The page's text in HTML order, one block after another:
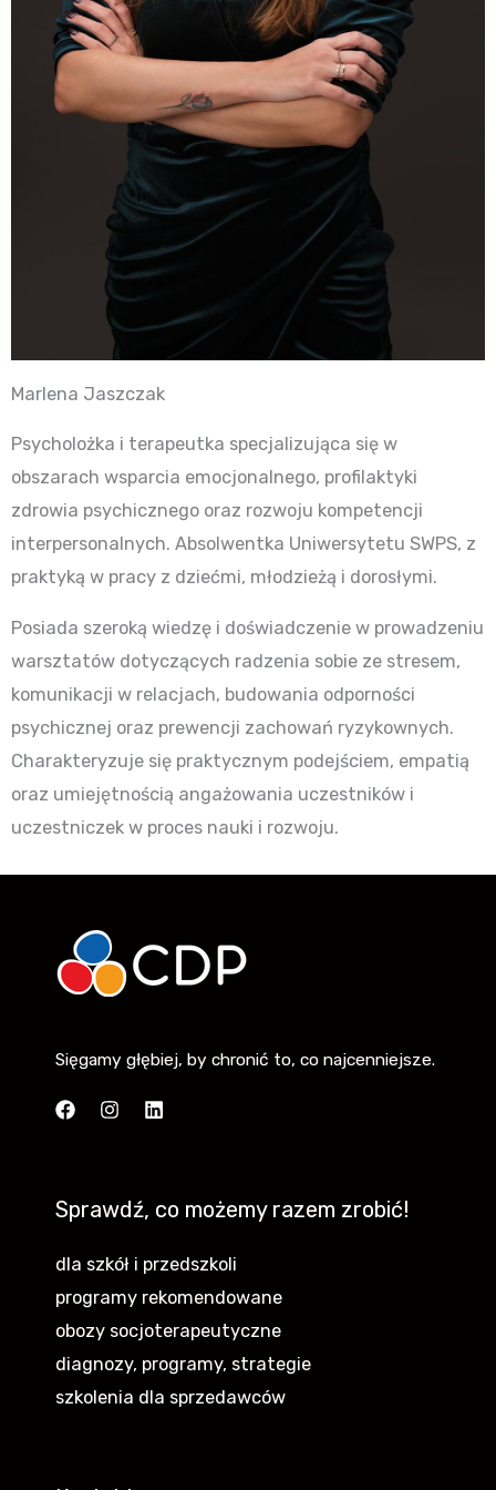
Marlena Jaszczak
Psycholożka i terapeutka specjalizująca się w
obszarach wsparcia emocjonalnego, profilaktyki
zdrowia psychicznego oraz rozwoju kompetencji
interpersonalnych. Absolwentka Uniwersytetu SWPS, z
praktyką w pracy z dziećmi, młodzieżą i dorosłymi.
Posiada szeroką wiedzę i doświadczenie w prowadzeniu
warsztatów dotyczących radzenia sobie ze stresem,
komunikacji w relacjach, budowania odporności
psychicznej oraz prewencji zachowań ryzykownych.
Charakteryzuje się praktycznym podejściem, empatią
oraz umiejętnością angażowania uczestników i
uczestniczek w proces nauki i rozwoju.
Sięgamy głębiej, by chronić to, co najcenniejsze.
Sprawdź, co możemy razem zrobić!
dla szkół i przedszkoli
programy rekomendowane
obozy socjoterapeutyczne
diagnozy, programy, strategie
szkolenia dla sprzedawców